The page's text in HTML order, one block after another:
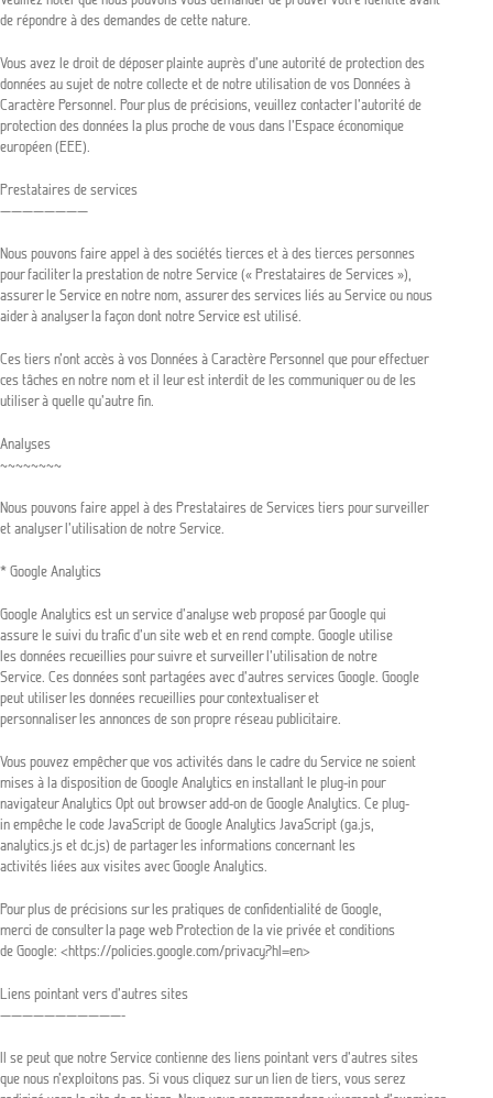
de répondre à des demandes de cette nature.
Vous avez le droit de déposer plainte auprès d’une autorité de protection des
données au sujet de notre collecte et de notre utilisation de vos Données à
Caractère Personnel. Pour plus de précisions, veuillez contacter l’autorité de
protection des données la plus proche de vous dans l’Espace économique
européen (EEE).
Prestataires de services
————————
Nous pouvons faire appel à des sociétés tierces et à des tierces personnes
pour faciliter la prestation de notre Service (« Prestataires de Services »),
assurer le Service en notre nom, assurer des services liés au Service ou nous
aider à analyser la façon dont notre Service est utilisé.
Ces tiers n’ont accès à vos Données à Caractère Personnel que pour effectuer
ces tâches en notre nom et il leur est interdit de les communiquer ou de les
utiliser à quelle qu’autre fin.
Analyses
~~~~~~~~
Nous pouvons faire appel à des Prestataires de Services tiers pour surveiller
et analyser l’utilisation de notre Service.
* Google Analytics
Google Analytics est un service d’analyse web proposé par Google qui
assure le suivi du trafic d’un site web et en rend compte. Google utilise
les données recueillies pour suivre et surveiller l’utilisation de notre
Service. Ces données sont partagées avec d’autres services Google. Google
peut utiliser les données recueillies pour contextualiser et
personnaliser les annonces de son propre réseau publicitaire.
Vous pouvez empêcher que vos activités dans le cadre du Service ne soient
mises à la disposition de Google Analytics en installant le plug-in pour
navigateur Analytics Opt out browser add-on de Google Analytics. Ce plug-
in empêche le code JavaScript de Google Analytics JavaScript (ga.js,
analytics.js et dc.js) de partager les informations concernant les
activités liées aux visites avec Google Analytics.
Pour plus de précisions sur les pratiques de confidentialité de Google,
merci de consulter la page web Protection de la vie privée et conditions
de Google: <https://policies.google.com/privacy?hl=en>
Liens pointant vers d’autres sites
———————————-
Il se peut que notre Service contienne des liens pointant vers d’autres sites
que nous n’exploitons pas. Si vous cliquez sur un lien de tiers, vous serez